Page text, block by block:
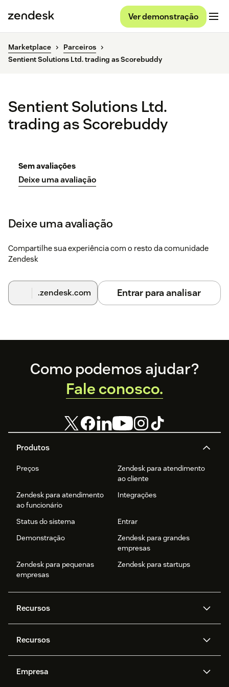
Ver demonstração
Marketplace
Parceiros
Sentient Solutions Ltd. trading as Scorebuddy
Sentient Solutions Ltd.
trading as Scorebuddy
Sem avaliações
Deixe uma avaliação
Deixe uma avaliação
Compartilhe sua experiência com o resto da comunidade
Zendesk
.zendesk.com Entrar para analisar
Footer
Produtos
Preços
Zendesk para atendimento
ao cliente
Zendesk para atendimento
ao funcionário
Integrações
Status do sistema
Entrar
Demonstração
Zendesk para grandes
empresas
Zendesk para pequenas
empresas
Zendesk para startups
Recursos
Zendesk AI
Mensagens e chat em tempo
real
Privacidade e proteção de
Recursos
API e desenvolvedores
Empresa
Como podemos ajudar?
Fale conosco.